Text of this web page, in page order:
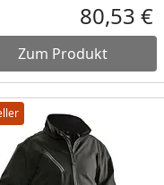
80,53 €
Zum Produkt